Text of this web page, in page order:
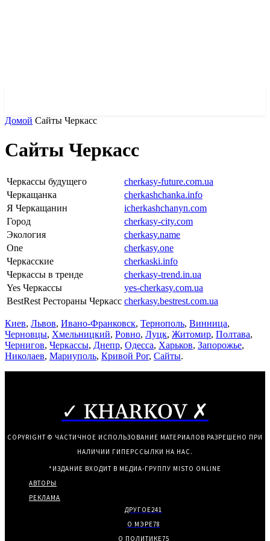
Домой Сайты Черкасс
Сайты Черкасс
Черкассы будущего
cherkasy-future.com.ua
Черкащанка
cherkashchanka.info
Я Черкащанин
icherkashchanyn.com
Город
cherkasy-city.com
Экология
cherkasy.name
One
cherkasy.one
Черкасские
cherkaski.info
Черкассы в тренде
cherkasy-trend.in.ua
Yes Черкассы
yes-cherkasy.com.ua
BestRest Рестораны Черкасс cherkasy.bestrest.com.ua
Киев, Львов, Ивано-Франковск, Тернополь, Винница,
Черновцы, Хмельницкий, Ровно, Луцк, Житомир, Полтава,
Чернигов, Черкассы, Днепр, Одесса, Харьков, Запорожье,
Николаев, Мариуполь, Кривой Рог, Сайты.
✓ KHARKOV ✗
COPYRIGHT © ЧАСТИЧНОЕ ИСПОЛЬЗОВАНИЕ МАТЕРИАЛОВ РАЗРЕШЕНО ПРИ
НАЛИЧИИ ГИПЕРССЫЛКИ НА НАС.
*ИЗДАНИЕ ВХОДИТ В МЕДИА-ГРУППУ MISTO ONLINE
АВТОРЫ
РЕКЛАМА
ДРУГОЕ241
О МЭРЕ78
О ПОЛИТИКЕ75